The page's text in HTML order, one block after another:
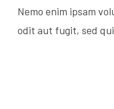
Nemo enim ipsam
odit aut fugit, sed